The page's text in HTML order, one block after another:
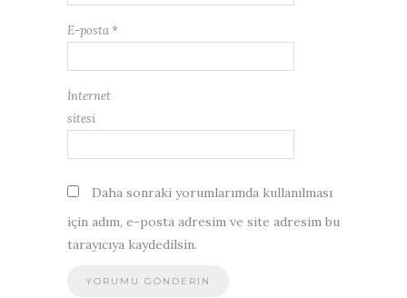
E-posta *
İnternet
sitesi
Daha sonraki yorumlarımda kullanılması
için adım, e-posta adresim ve site adresim bu
tarayıcıya kaydedilsin.